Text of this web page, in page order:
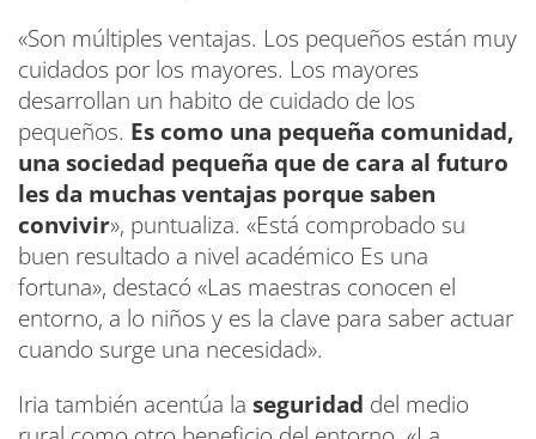
«Son múltiples ventajas. Los pequeños están muy
cuidados por los mayores. Los mayores
desarrollan un habito de cuidado de los
pequeños. Es como una pequeña comunidad,
una sociedad pequeña que de cara al futuro
les da muchas ventajas porque saben
convivir», puntualiza. «Está comprobado su
buen resultado a nivel académico Es una
fortuna», destacó «Las maestras conocen el
entorno, a lo niños y es la clave para saber actuar
cuando surge una necesidad».
Iria también acentúa la seguridad del medio